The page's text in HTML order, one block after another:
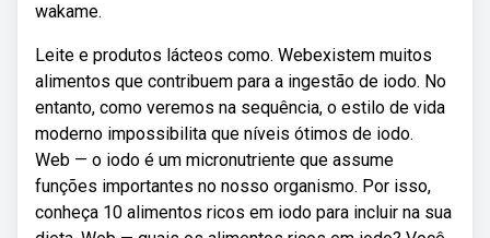
wakame.
Leite e produtos lácteos como. Webexistem muitos
alimentos que contribuem para a ingestão de iodo. No
entanto, como veremos na sequência, o estilo de vida
moderno impossibilita que níveis ótimos de iodo.
Web — o iodo é um micronutriente que assume
funções importantes no nosso organismo. Por isso,
conheça 10 alimentos ricos em iodo para incluir na sua